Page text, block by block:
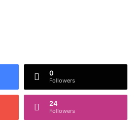
0
Followers
24
Followers